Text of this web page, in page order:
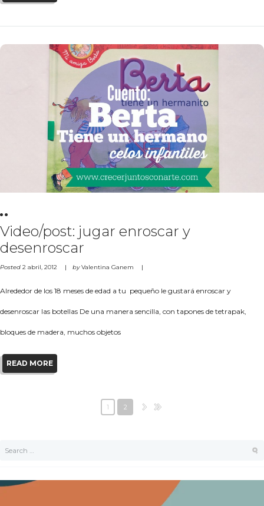
Video/post: jugar enroscar y
desenroscar
Posted 2 abril, 2012 byValentina Ganem
Alrededor de los 18 meses de edad a tu pequeño le gustará enroscar y
desenroscar las botellas De una manera sencilla, con tapones de tetrapak,
bloques de madera, muchos objetos
READ MORE
1 2